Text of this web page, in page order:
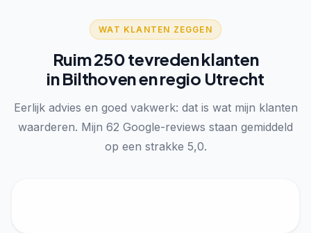
WAT KLANTEN ZEGGEN
Ruim 250 tevreden klanten
in Bilthoven en regio Utrecht
Eerlijk advies en goed vakwerk: dat is wat mijn klanten
waarderen. Mijn 62 Google-reviews staan gemiddeld
op een strakke 5,0.